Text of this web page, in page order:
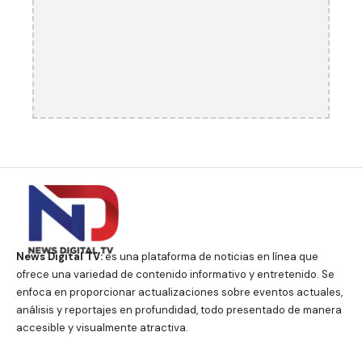
News Digital TV:es una plataforma de noticias en línea que
ofrece una variedad de contenido informativo y entretenido. Se
enfoca en proporcionar actualizaciones sobre eventos actuales,
análisis y reportajes en profundidad, todo presentado de manera
accesible y visualmente atractiva.